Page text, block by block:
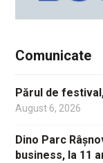
Comunicate
Părul de
August 6, 2026
Dino Parc
business, la 11